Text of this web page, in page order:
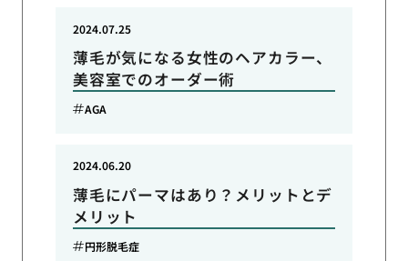
薄毛が気になる女性のヘアカラー、
美容室でのオーダー術
2024.07.25
AGA
薄毛にパーマはあり？メリットとデ
メリット
2024.06.20
円形脱毛症